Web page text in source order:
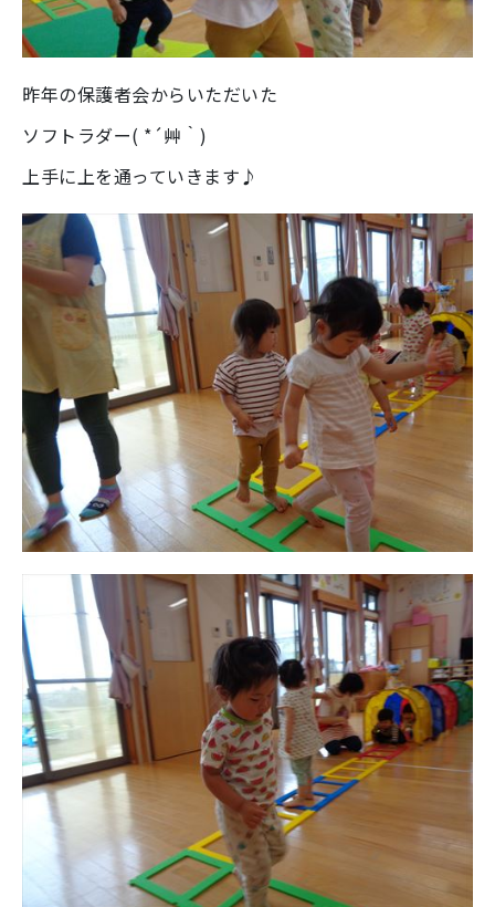
昨年の保護者会からいただいた
ソフトラダー( *´艸｀)
上手に上を通っていきます♪